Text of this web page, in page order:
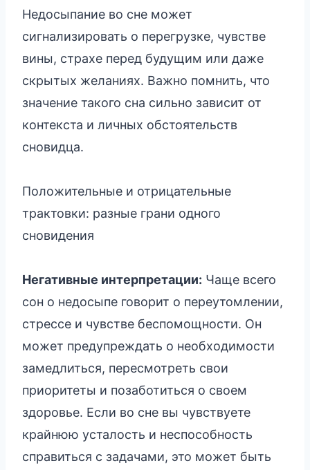
Недосыпание во сне может
сигнализировать о перегрузке, чувстве
вины, страхе перед будущим или даже
скрытых желаниях. Важно помнить, что
значение такого сна сильно зависит от
контекста и личных обстоятельств
сновидца.
Положительные и отрицательные
трактовки: разные грани одного
сновидения
Негативные интерпретации: Чаще всего
сон о недосыпе говорит о переутомлении,
стрессе и чувстве беспомощности. Он
может предупреждать о необходимости
замедлиться, пересмотреть свои
приоритеты и позаботиться о своем
здоровье. Если во сне вы чувствуете
крайнюю усталость и неспособность
справиться с задачами, это может быть